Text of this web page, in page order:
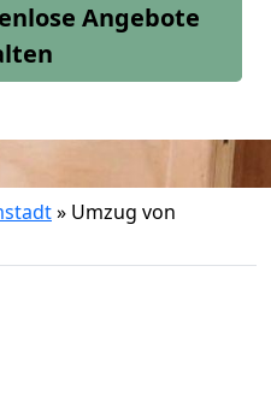
Angebote
» Umzug von